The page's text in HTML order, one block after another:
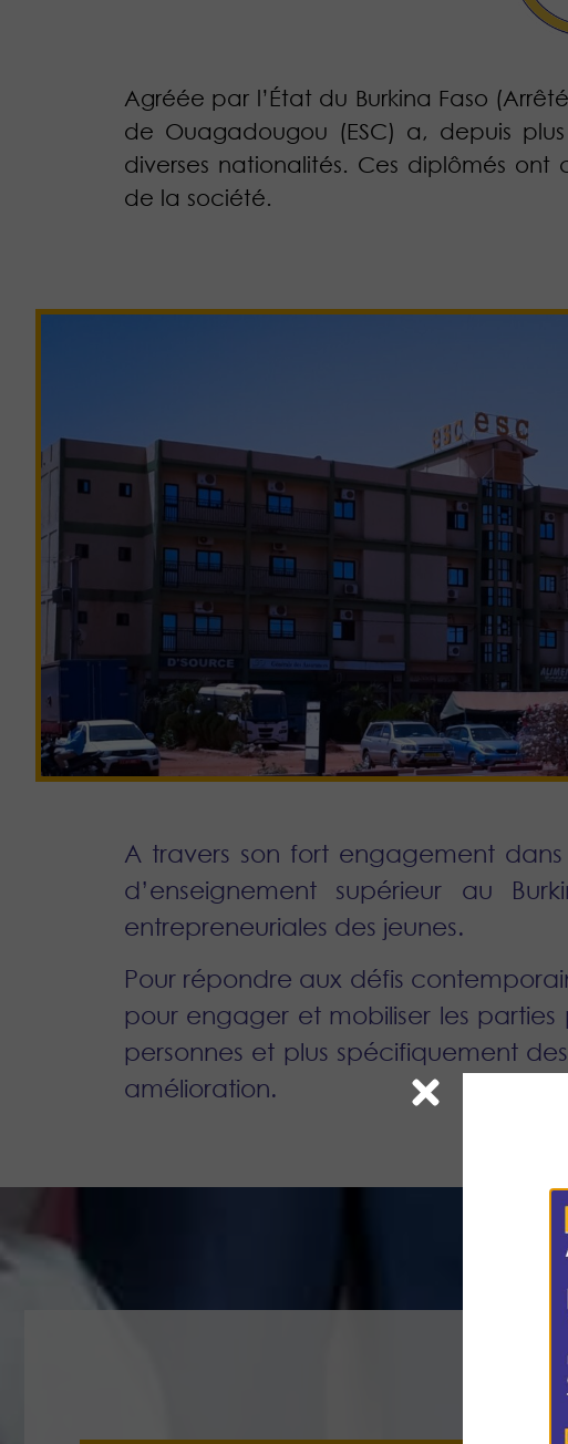
Agréée par l’État du Burkina Faso
de Ouagadougou (ESC) a, depuis
diverses nationalités. Ces diplômés
de la société.
A travers son fort engagement dans
d’enseignement supérieur au
entrepreneuriales des jeunes.
Pour répondre aux défis
pour engager et mobiliser les
personnes et plus spécifiquement
amélioration.